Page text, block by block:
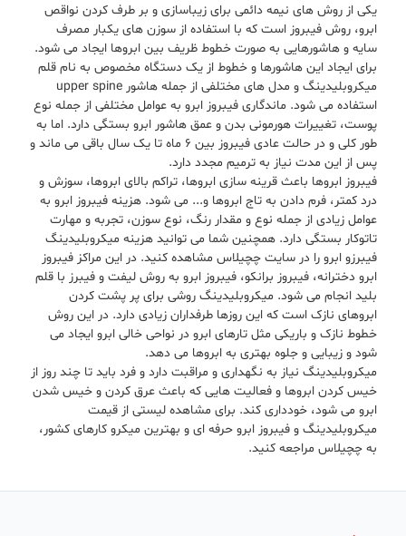
یکی از روش های نیمه دائمی برای زیباسازی و بر طرف کردن نواقص
ابرو، روش فیبروز است که با استفاده از سوزن های یکبار مصرف
سایه و هاشورهایی به صورت خطوط ظریف بین ابروها ایجاد می شود.
برای ایجاد این هاشورها و خطوط از یک دستگاه مخصوص به نام قلم
میکروبلیدینگ و مدل های مختلفی از جمله هاشور upper spine
استفاده می شود. ماندگاری فیبروز ابرو به عوامل مختلفی از جمله نوع
پوست، تغییرات هورمونی بدن و عمق هاشور ابرو بستگی دارد. اما به
طور کلی و در حالت عادی فیبروز بین 6 ماه تا یک سال باقی می ماند و
پس از این مدت نیاز به ترمیم مجدد دارد.
فیبروز ابروها باعث قرینه سازی ابروها، تراکم بالای ابروها، سوزش و
درد کمتر، فرم دادن به تاج ابروها و... می شود. هزینه فیبروز ابرو به
عوامل زیادی از جمله نوع و مقدار رنگ، نوع سوزن، تجربه و مهارت
تاتوکار بستگی دارد. همچنین شما می توانید هزینه میکروبلیدینگ
فیبرزو ابرو را در سایت چچیلاس مشاهده کنید. در این مراکز فیبروز
ابرو دخترانه، فیبروز برانکو، فیبروز ابرو به روش لیفت و فیبرز با قلم
بلید انجام می شود. میکروبلیدینگ روشی برای پر پشت کردن
ابروهای نازک است که این روزها طرفداران زیادی دارد. در این روش
خطوط نازک و باریکی مثل تارهای ابرو در نواحی خالی ابرو ایجاد می
شود و زیبایی و جلوه بهتری به ابروها می دهد.
میکروبلیدینگ نیاز به نگهداری و مراقبت دارد و فرد باید تا چند روز از
خیس کردن ابروها و فعالیت هایی که باعث عرق کردن و خیس شدن
ابرو می شود، خودداری کند. برای مشاهده لیستی از قیمت
میکروبلیدینگ و فیبروز ابرو حرفه ای و بهترین میکرو کارهای کشور،
به چچیلاس مراجعه کنید.